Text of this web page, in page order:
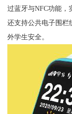
过蓝牙与NFC功能，
还支持公共电子围栏
外学生安全。